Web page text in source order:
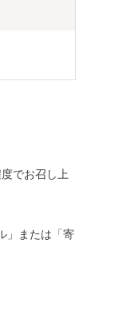
でお召し上
」または「寄